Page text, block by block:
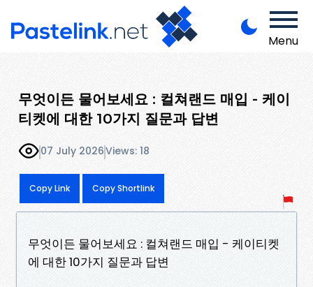
Menu
무엇이든 물어보세요 : 컬쳐랜드 매입 - 케이
티켓에 대한 10가지 질문과 답변
07 July 2026Views: 18
Copy Link Copy Shortlink
무엇이든 물어보세요 : 컬쳐랜드 매입 - 케이티켓
에 대한 10가지 질문과 답변